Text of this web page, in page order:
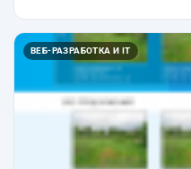
ВЕБ-РАЗРАБОТКА И IT